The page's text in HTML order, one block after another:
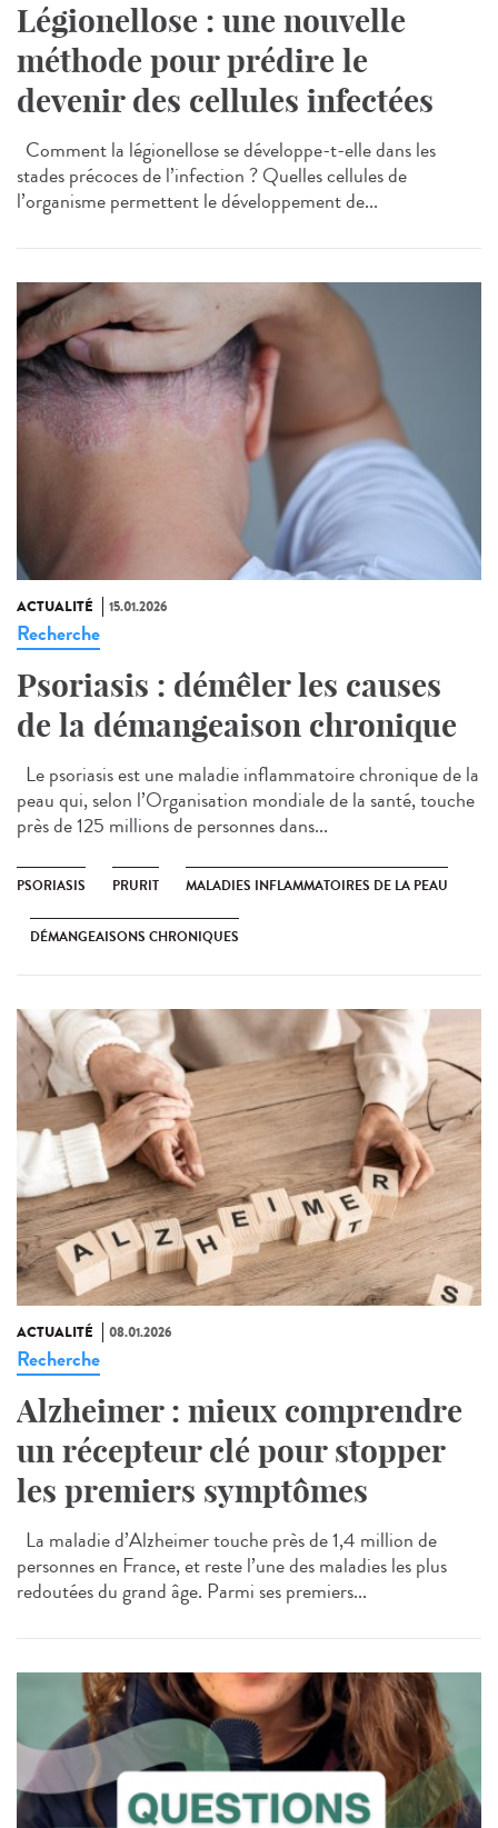
Légionellose : une nouvelle
méthode pour prédire le
devenir des cellules infectées
Comment la légionellose se développe-t-elle dans les
stades précoces de l’infection ? Quelles cellules de
l’organisme permettent le développement de...
ACTUALITÉ 15.01.2026
Recherche
Psoriasis : démêler les causes
de la démangeaison chronique
Le psoriasis est une maladie inflammatoire chronique de la
peau qui, selon l’Organisation mondiale de la santé, touche
près de 125 millions de personnes dans...
PSORIASIS PRURIT MALADIES INFLAMMATOIRES DE LA PEAU
DÉMANGEAISONS CHRONIQUES
ACTUALITÉ 08.01.2026
Recherche
Alzheimer : mieux comprendre
un récepteur clé pour stopper
les premiers symptômes
La maladie d’Alzheimer touche près de 1,4 million de
personnes en France, et reste l’une des maladies les plus
redoutées du grand âge. Parmi ses premiers...